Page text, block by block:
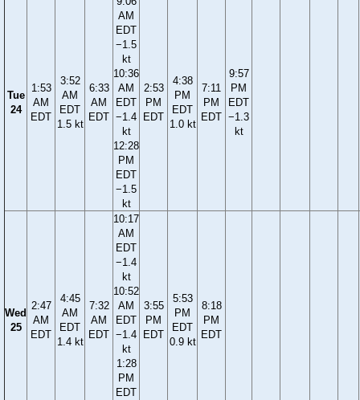
Tue
24
1:53
AM
EDT
3:52
AM
EDT
1.5 kt
6:33
AM
EDT
AM
EDT
−1.5
kt
10:36
AM
EDT
−1.4
kt
12:28
PM
EDT
−1.5
kt
2:53
PM
EDT
4:38
PM
EDT
1.0 kt
7:11
PM
EDT
9:57
PM
EDT
−1.3
kt
Wed
25
2:47
AM
EDT
4:45
AM
EDT
1.4 kt
7:32
AM
EDT
10:17
AM
EDT
−1.4
kt
10:52
AM
EDT
−1.4
kt
1:28
PM
EDT
3:55
PM
EDT
5:53
PM
EDT
0.9 kt
8:18
PM
EDT